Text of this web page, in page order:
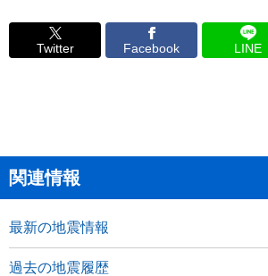
Twitter Facebook LINE
関連情報
最新の地震情報
過去の地震履歴